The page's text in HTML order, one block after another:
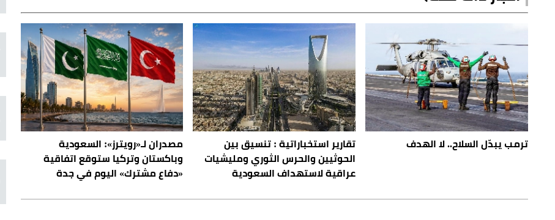
ترمب يبدّل السلاح.. لا الهدف
تقارير استخباراتية : تنسيق بين
الحوثيين والحرس الثوري ومليشيات
عراقية لاستهداف السعودية
مصدران لـ«رويترز»: السعودية
وباكستان وتركيا ستوقع اتفاقية
«دفاع مشترك» اليوم في جدة